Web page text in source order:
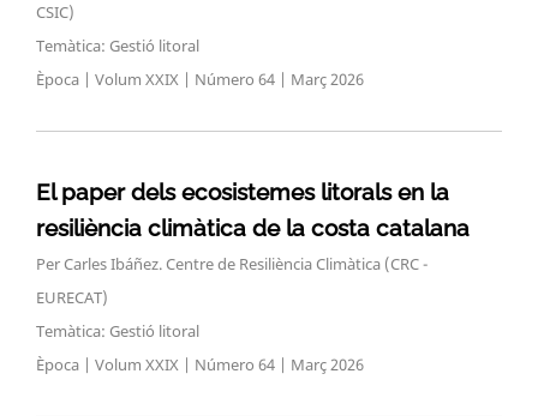
CSIC)
Temàtica: Gestió litoral
Època | Volum XXIX | Número 64 | Març 2026
El paper dels ecosistemes litorals en la
resiliència climàtica de la costa catalana
Per Carles Ibáñez. Centre de Resiliència Climàtica (CRC -
EURECAT)
Temàtica: Gestió litoral
Època | Volum XXIX | Número 64 | Març 2026